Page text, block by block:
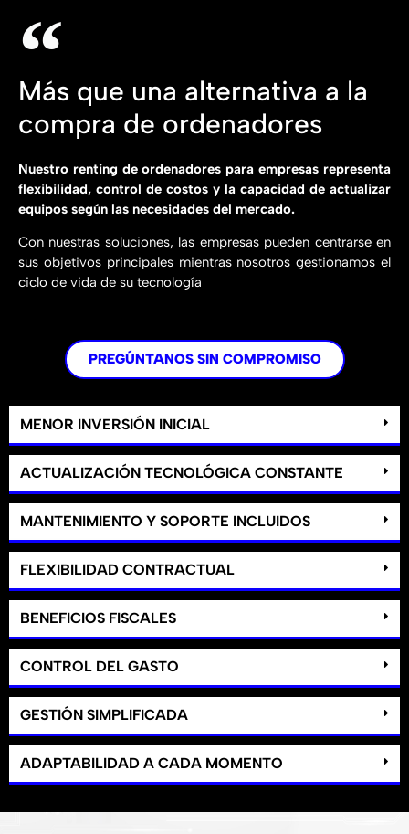
Más que una alternativa a la
compra de ordenadores
Nuestro renting de ordenadores para empresas representa
flexibilidad, control de costos y la capacidad de actualizar
equipos según las necesidades del mercado.
Con nuestras soluciones, las empresas pueden centrarse en
sus objetivos principales mientras nosotros gestionamos el
ciclo de vida de su tecnología
PREGÚNTANOS SIN COMPROMISO
MENOR INVERSIÓN INICIAL
ACTUALIZACIÓN TECNOLÓGICA CONSTANTE
MANTENIMIENTO Y SOPORTE INCLUIDOS
FLEXIBILIDAD CONTRACTUAL
BENEFICIOS FISCALES
CONTROL DEL GASTO
GESTIÓN SIMPLIFICADA
ADAPTABILIDAD A CADA MOMENTO